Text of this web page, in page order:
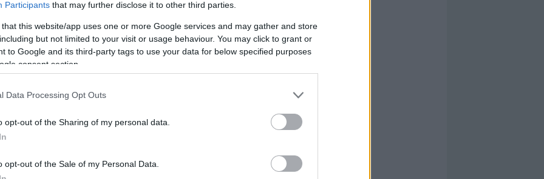
Participants that may further disclose it to other third parties.
that this website/app uses one or more Google services and may gather and store
but not limited to your visit or usage behaviour. You may click to grant or
to Google and its third-party tags to use your data for below specified purposes
consent section.
Data Processing Opt Outs
opt-out of the Sharing of my personal data.
opt-out of the Sale of my Personal Data.
19 de abril a las 19:00 horas. ¿Quién jugará
que presente Julio Velázquez? A
del Mallorca-Alavés.
Valjent, Raíllo, Russo, Brian Oliván – Iddrisu
Rodríguez, Kubo – Muriqi.
(menisco), Ruiz de Galarreta (rodilla), Jaume